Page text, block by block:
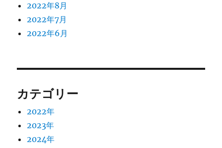
2022年8月
2022年7月
2022年6月
カテゴリー
2022年
2023年
2024年